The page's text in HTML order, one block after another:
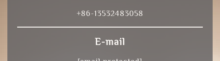
+86-13532483058
E-mail